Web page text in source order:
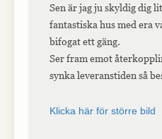
Sen är jag ju skyldig dig
fantastiska hus med era
bifogat ett gäng.
Ser fram emot
synka leveranstiden så
Klicka här för större bild